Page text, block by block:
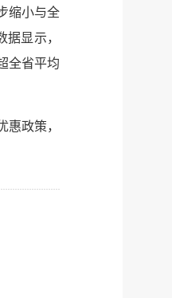
缩小与全
显示，
全省平均
政策，